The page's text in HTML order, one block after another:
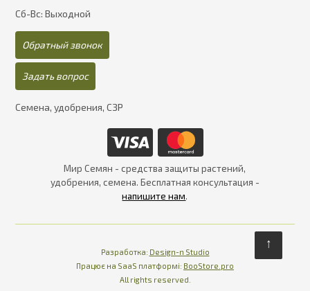
Сб-Вс: Выходной
Обратный звонок
Задать вопрос
Семена, удобрения, СЗР
Мир Семян - средства защиты растений,
удобрения, семена. Бесплатная консультация -
напишите нам.
Разработка: Design-n Studio
Працює на SaaS платформі: Працює на SaaS платформі
BooStore.pro
All rights reserved.
↑